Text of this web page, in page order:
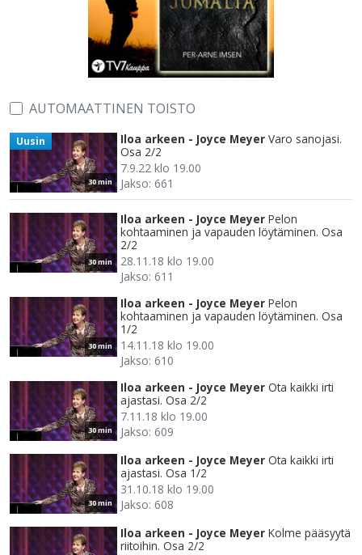
AUTOMAATTINEN TOISTO
30 min
Uusin Iloa arkeen - Joyce Meyer Varo sanojasi.
Osa 2/2
7.9.22 klo 19.00
Jakso: 661
30 min
Iloa arkeen - Joyce Meyer Pelon
kohtaaminen ja vapauden löytäminen. Osa
2/2
28.11.18 klo 19.00
Jakso: 611
30 min
Iloa arkeen - Joyce Meyer Pelon
kohtaaminen ja vapauden löytäminen. Osa
1/2
14.11.18 klo 19.00
Jakso: 610
30 min
Iloa arkeen - Joyce Meyer Ota kaikki irti
ajastasi. Osa 2/2
7.11.18 klo 19.00
Jakso: 609
30 min
Iloa arkeen - Joyce Meyer Ota kaikki irti
ajastasi. Osa 1/2
31.10.18 klo 19.00
Jakso: 608
Iloa arkeen - Joyce Meyer Kolme pääsyytä
riitoihin. Osa 2/2